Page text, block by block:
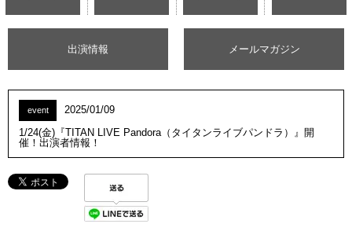
出演情報 メールマガジン
event
2025/01/09
1/24(金)『TITAN LIVE Pandora（タイタンライブパンドラ）』開
催！出演者情報！